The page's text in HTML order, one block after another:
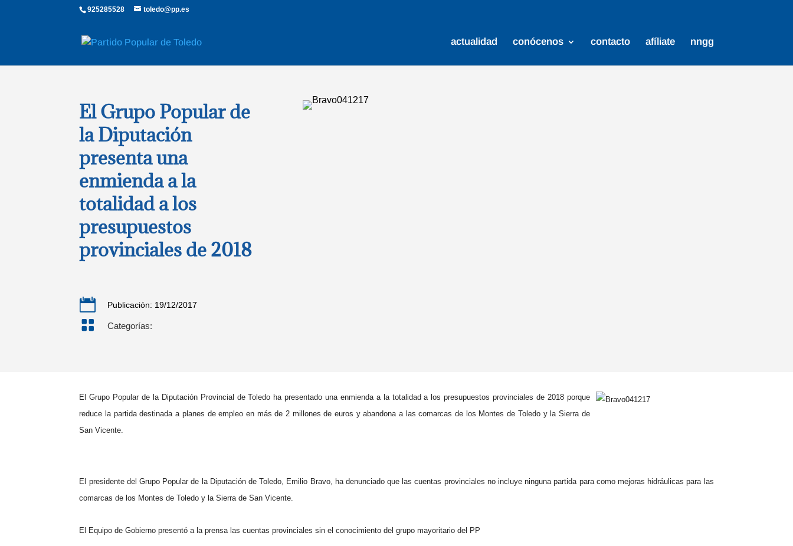
925285528 toledo@pp.es
actualidad conócenos contacto afíliate nngg
El Grupo Popular de
la Diputación
presenta una
enmienda a la
totalidad a los
presupuestos
provinciales de 2018
 Publicación: 19/12/2017
 Categorías:
El Grupo Popular de la DiputaciónProvincial de Toledo ha presentado una enmienda a la totalidad a los presupuestos provinciales de 2018 porque
reduce la partida destinada a planes de empleo en más de 2 millones de euros y abandona a las comarcas de los Montes de Toledo y la Sierra de
San Vicente.
El presidente del Grupo Popular de la Diputaciónde Toledo, Emilio Bravo, ha denunciado que las cuentas provinciales no incluye ninguna partida para como mejoras hidráulicas para las
comarcas de los Montes de Toledo y la Sierra de San Vicente.
El Equipo de Gobierno presentó a la prensa las cuentas provinciales sin el conocimiento del grupo mayoritario del PP